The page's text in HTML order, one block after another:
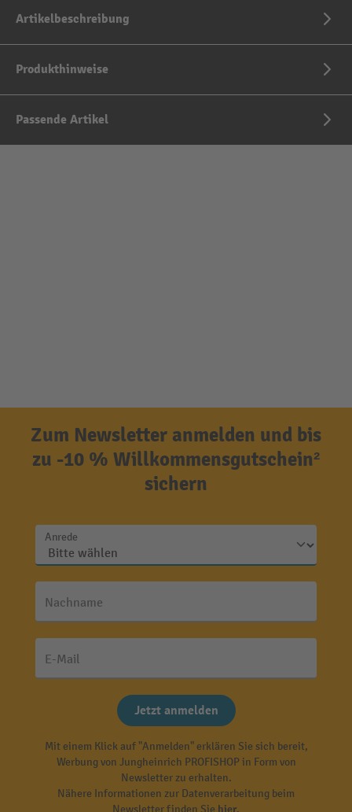
Artikelbeschreibung
Produkthinweise
Passende Artikel
Zum Newsletter anmelden und bis
zu -10 % Willkommensgutschein²
sichern
Anrede
Nachname
E-Mail
Jetzt anmelden
Mit einem Klick auf "Anmelden" erklären Sie sich bereit,
Werbung von Jungheinrich PROFISHOP in Form von
Newsletter zu erhalten.
Nähere Informationen zur Datenverarbeitung beim
Newsletter finden Sie hier.